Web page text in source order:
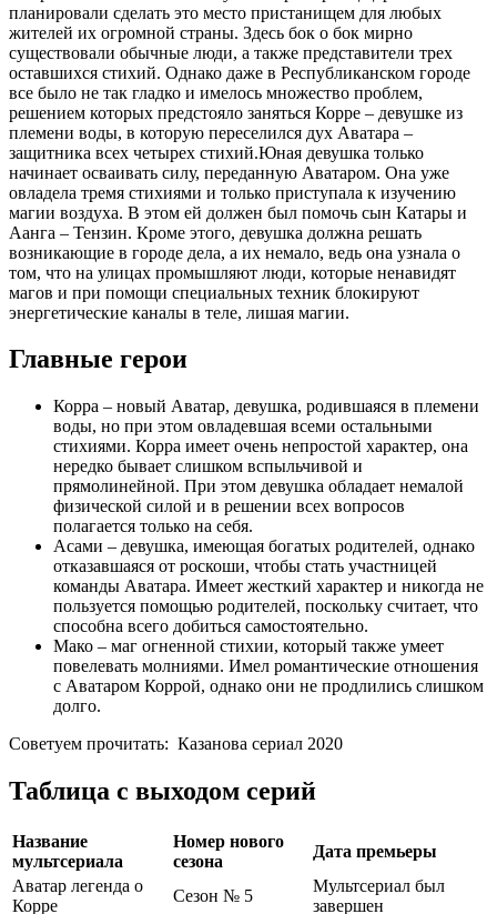
планировали сделать это место пристанищем для любых
жителей их огромной страны. Здесь бок о бок мирно
существовали обычные люди, а также представители трех
оставшихся стихий. Однако даже в Республиканском городе
все было не так гладко и имелось множество проблем,
решением которых предстояло заняться Корре – девушке из
племени воды, в которую переселился дух Аватара –
защитника всех четырех стихий.Юная девушка только
начинает осваивать силу, переданную Аватаром. Она уже
овладела тремя стихиями и только приступала к изучению
магии воздуха. В этом ей должен был помочь сын Катары и
Аанга – Тензин. Кроме этого, девушка должна решать
возникающие в городе дела, а их немало, ведь она узнала о
том, что на улицах промышляют люди, которые ненавидят
магов и при помощи специальных техник блокируют
энергетические каналы в теле, лишая магии.
Главные герои
Корра – новый Аватар, девушка, родившаяся в племени
воды, но при этом овладевшая всеми остальными
стихиями. Корра имеет очень непростой характер, она
нередко бывает слишком вспыльчивой и
прямолинейной. При этом девушка обладает немалой
физической силой и в решении всех вопросов
полагается только на себя.
Асами – девушка, имеющая богатых родителей, однако
отказавшаяся от роскоши, чтобы стать участницей
команды Аватара. Имеет жесткий характер и никогда не
пользуется помощью родителей, поскольку считает, что
способна всего добиться самостоятельно.
Мако – маг огненной стихии, который также умеет
повелевать молниями. Имел романтические отношения
с Аватаром Коррой, однако они не продлились слишком
долго.
Советуем прочитать: Казанова сериал 2020
Таблица с выходом серий
Название
мультсериала
Номер нового
сезона
Дата премьеры
Аватар легенда о
Корре
Сезон № 5
Мультсериал был
завершен